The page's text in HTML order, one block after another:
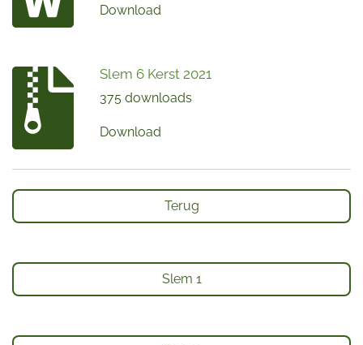
Download
Slem 6 Kerst 2021
375 downloads
Download
Terug
Slem 1